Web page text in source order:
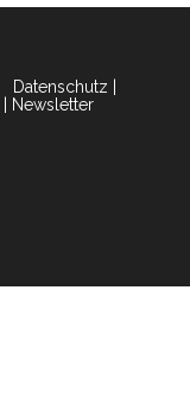
Datenschutz
Newsletter